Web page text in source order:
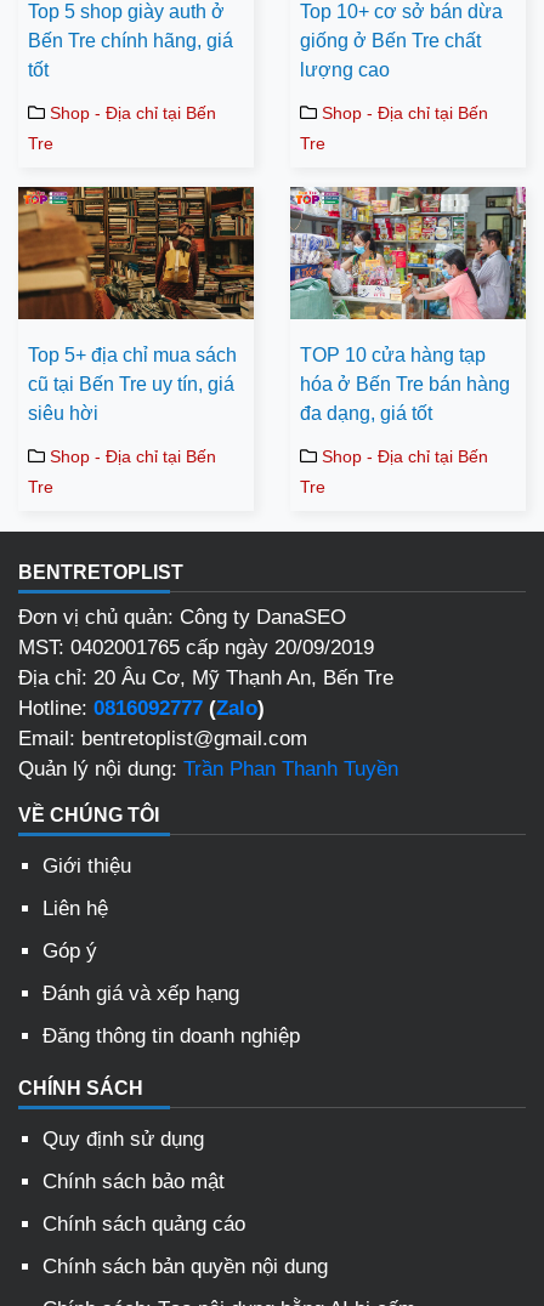
Top 5 shop giày auth ở
Bến Tre chính hãng, giá
tốt
Shop - Địa chỉ tại Bến
Tre
Top 10+ cơ sở bán dừa
giống ở Bến Tre chất
lượng cao
Shop - Địa chỉ tại Bến
Tre
Top 5+ địa chỉ mua sách
cũ tại Bến Tre uy tín, giá
siêu hời
Shop - Địa chỉ tại Bến
Tre
TOP 10 cửa hàng tạp
hóa ở Bến Tre bán hàng
đa dạng, giá tốt
Shop - Địa chỉ tại Bến
Tre
BENTRETOPLIST
Đơn vị chủ quản: Công ty DanaSEO
MST: 0402001765 cấp ngày 20/09/2019
Địa chỉ: 20 Âu Cơ, Mỹ Thạnh An, Bến Tre
Hotline: 0816092777 (Zalo)
Email: bentretoplist@gmail.com
Quản lý nội dung: Trần Phan Thanh Tuyền
VỀ CHÚNG TÔI
Giới thiệu
Liên hệ
Góp ý
Đánh giá và xếp hạng
Đăng thông tin doanh nghiệp
CHÍNH SÁCH
Quy định sử dụng
Chính sách bảo mật
Chính sách quảng cáo
Chính sách bản quyền nội dung